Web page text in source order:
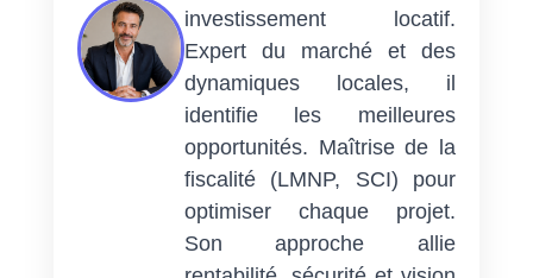
investissement locatif.
Expert du marché et des
dynamiques locales, il
identifie les meilleures
opportunités. Maîtrise de la
fiscalité (LMNP, SCI) pour
optimiser chaque projet.
Son approche allie